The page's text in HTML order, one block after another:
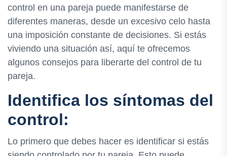
control en una pareja puede manifestarse de
diferentes maneras, desde un excesivo celo hasta
una imposición constante de decisiones. Si estás
viviendo una situación así, aquí te ofrecemos
algunos consejos para liberarte del control de tu
pareja.
Identifica los síntomas del
control:
Lo primero que debes hacer es identificar si estás